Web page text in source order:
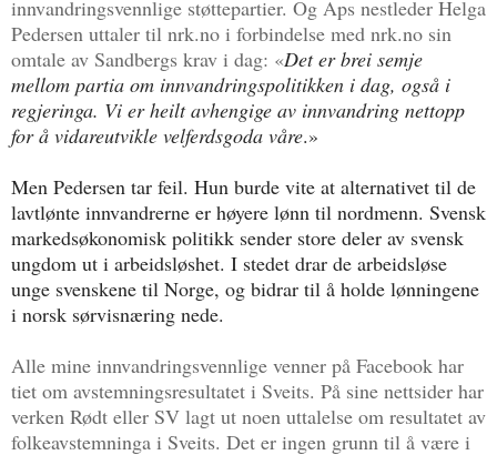
innvandringsvennlige støttepartier. Og Aps nestleder Helga
Pedersen uttaler til nrk.no i forbindelse med nrk.no sin
omtale av Sandbergs krav i dag: «Det er brei semje
mellom partia om innvandringspolitikken i dag, også i
regjeringa. Vi er heilt avhengige av innvandring nettopp
for å vidareutvikle velferdsgoda våre.»
Men Pedersen tar feil. Hun burde vite at alternativet til de
lavtlønte innvandrerne er høyere lønn til nordmenn. Svensk
markedsøkonomisk politikk sender store deler av svensk
ungdom ut i arbeidsløshet. I stedet drar de arbeidsløse
unge svenskene til Norge, og bidrar til å holde lønningene
i norsk sørvisnæring nede.
Alle mine innvandringsvennlige venner på Facebook har
tiet om avstemningsresultatet i Sveits. På sine nettsider har
verken Rødt eller SV lagt ut noen uttalelse om resultatet av
folkeavstemninga i Sveits. Det er ingen grunn til å være i